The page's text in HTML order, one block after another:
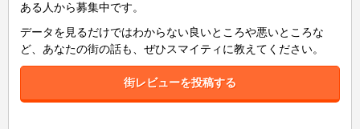
ある人から募集中です。
データを見るだけではわからない良いところや悪いところな
ど、あなたの街の話も、ぜひスマイティに教えてください。
街レビューを投稿する